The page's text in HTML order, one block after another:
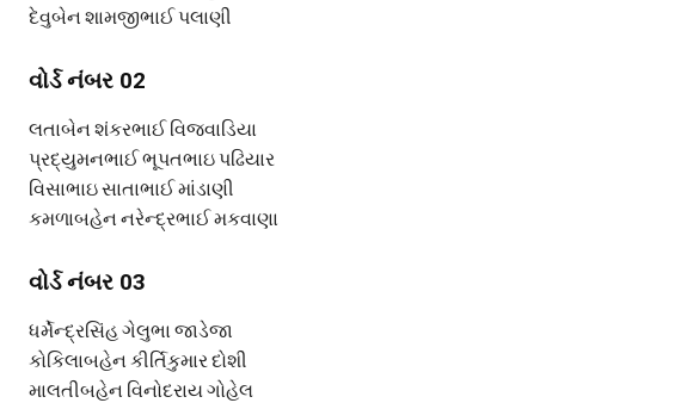
દેવુબેન શામજીભાઈ પલાણી
વોર્ડ નંબર 02
લતાબેન શંકરભાઈ વિજવાડિયા
પ્રદ્યુમનભાઈ ભૂપતભાઇ પઢિયાર
વિસાભાઇ સાતાભાઈ માંડાણી
કમળાબહેન નરેન્દ્રભાઈ મકવાણા
વોર્ડ નંબર 03
ધર્મેન્દ્રસિંહ ગેલુભા જાડેજા
કોકિલાબહેન કીર્તિકુમાર દોશી
માલતીબહેન વિનોદરાય ગોહેલ